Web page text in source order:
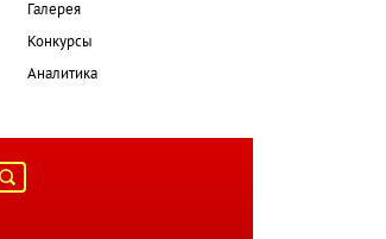
Галерея
Конкурсы
Аналитика